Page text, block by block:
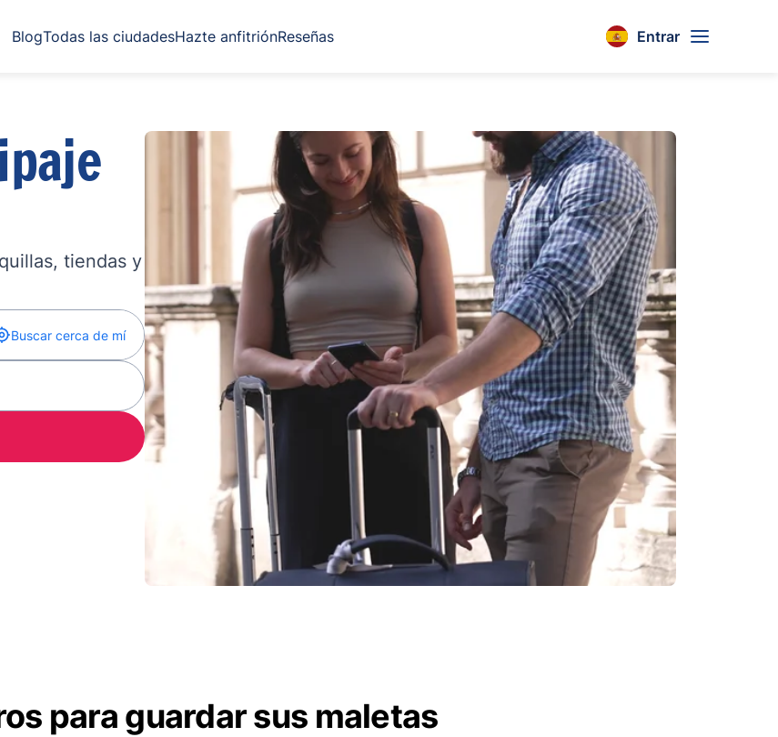
BlogTodas las ciudadesHazte anfitriónReseñas Entrar
tiendas y
Buscar cerca de mí
para guardar sus maletas